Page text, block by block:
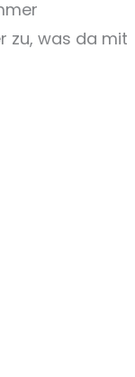
zu, was da mit